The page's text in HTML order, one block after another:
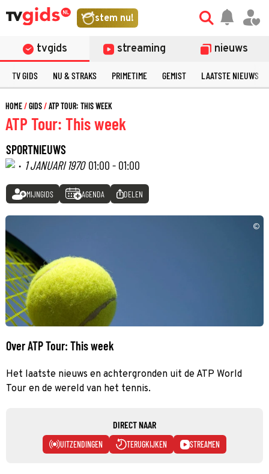
stem nu!
tvgids streaming nieuws
TV GIDS NU & STRAKS PRIMETIME GEMIST LAATSTE NIEUWS
HOME GIDS ATP TOUR: THIS WEEK
ATP Tour: This week
SPORTNIEUWS
· 1 JANUARI 1970 01:00 - 01:00
MIJNGIDS AGENDA DELEN
©
Over ATP Tour: This week
Het laatste nieuws en achtergronden uit de ATP World
Tour en de wereld van het tennis.
DIRECT NAAR
UITZENDINGEN TERUGKIJKEN STREAMEN